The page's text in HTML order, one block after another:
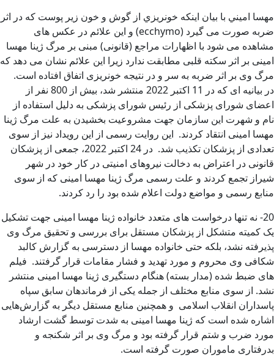
مهسا اميني با بيان اينكه خونريزي از گوش و خون زیر پوست که در اثر
ضربه صورت می گیرد (ecchymo) و این علائم در عکس های
مشاهده می شود با اظهارات مراجع (قانونی) مبنی بر مرگ ژینا مهسا
امینی بر اثر سکته قلبی مطابقت ندارد زیرا این علائم نشان می دهد که
مرگ وی بر اثر ضربه به سر و در نتیجه خونریزی اتفاق افتاده است.
در بیانیه ای که در 11 اکتبر 2022 منتشر شد، بیش از 800 نفر از
اعضای شورای پزشکی از رئیس شورای پزشکی به دلیل استفاده از
نام و شهرت این سازمان جهت مشروعیت بخشیدن به علت مرگ ژینا
مهسا امینی انتقاد کردند. این روایت رسمی از این رویداد نیز از سوی
تعدادی از پزشکان تکذیب شد. در 24 اکتبر 2022، جمعی از پزشکان
قانونی در اعتراض به دخالت نیروهای امنیتی در کار خود در شهر
شیراز تجمع کردند و علت رسمی مرگ ژینا مهسا امینی که از سوی
منابع رسمی و مواضع دولت اعلام شده بود را رد کردند.
20- نه تنها درخواست های متعدد خانواده ژینا مهسا امینی جهت تشکیل
یک کمیته متشکل از پزشکان مستقل برای بررسی و تحقیق مرگ وی
پذیرفته نشد، بلکه حتی خانواده مهسا از دسترسی به گزارش کالبد
شکافی وی محروم و مورد تهدید و فشار مقامات قرار گرفتند. فیلم
های ضبط شده (مدار بسته) هنگام دستگیری ژینا مهسا امینی منتشر
نشد. از سوی منابع مختلف از جمله یکی از فرماندهان سابق سپاه
پاسداران انقلاب اسلامی و همچنین منابع مستقل دیگر به گزارش‌هایی
اشاره شده است که ژینا مهسا امینی به شدت توسط گشت ارشاد
مورد ضرب و شتم قرار گرفته بود و مرگ وی بر اثر شکنجه و
بدرفتاری ماموران صورت گرفته است.